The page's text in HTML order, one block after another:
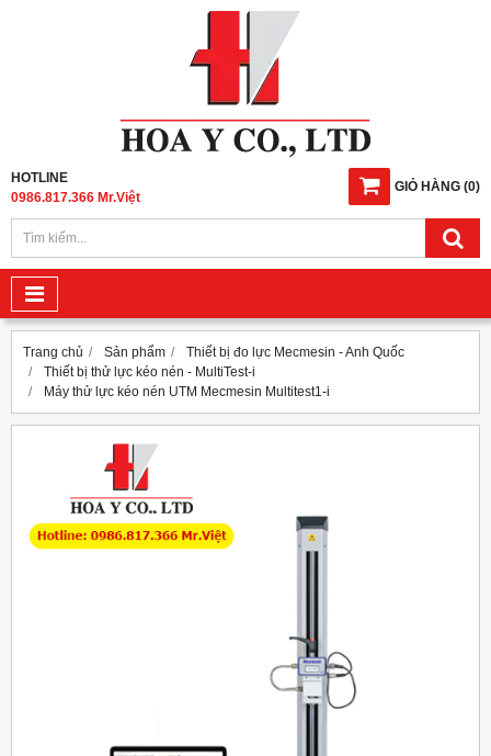
GIỎ HÀNG (0)
HOTLINE
0986.817.366 Mr.Việt
Trang chủ Sản phẩm
Thiết bị đo lực Mecmesin - Anh Quốc
Thiết bị thử lực kéo nén - MultiTest-i
Máy thử lực kéo nén UTM Mecmesin Multitest1-i